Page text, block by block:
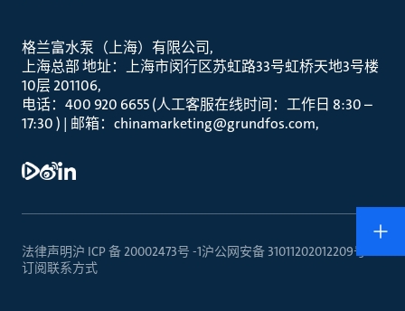
格兰富水泵（上海）有限公司
上海总部 地址：上海市闵行区苏虹路33号虹桥天地3号楼
10层 201106
电话：400 920 6655 (人工客服在线时间：工作日 8:30 –
17:30 ) | 邮箱：chinamarketing@grundfos.com
法律声明沪 ICP 备 20002473号 -1沪公网安备 31011202012209号
订阅联系方式